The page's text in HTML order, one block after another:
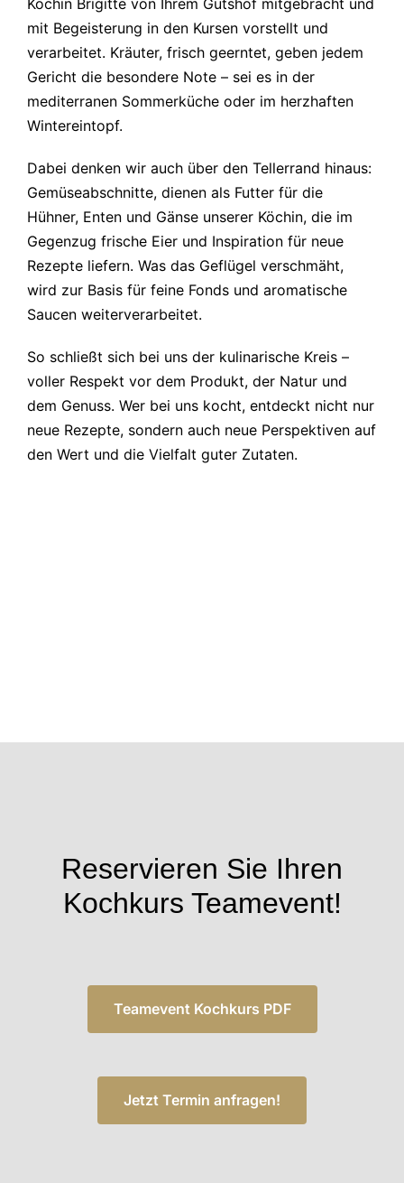
Köchin Brigitte von Ihrem Gutshof mitgebracht und
mit Begeisterung in den Kursen vorstellt und
verarbeitet. Kräuter, frisch geerntet, geben jedem
Gericht die besondere Note – sei es in der
mediterranen Sommerküche oder im herzhaften
Wintereintopf.
Dabei denken wir auch über den Tellerrand hinaus:
Gemüseabschnitte, dienen als Futter für die
Hühner, Enten und Gänse unserer Köchin, die im
Gegenzug frische Eier und Inspiration für neue
Rezepte liefern. Was das Geflügel verschmäht,
wird zur Basis für feine Fonds und aromatische
Saucen weiterverarbeitet.
So schließt sich bei uns der kulinarische Kreis –
voller Respekt vor dem Produkt, der Natur und
dem Genuss. Wer bei uns kocht, entdeckt nicht nur
neue Rezepte, sondern auch neue Perspektiven auf
den Wert und die Vielfalt guter Zutaten.
Reservieren Sie Ihren
Kochkurs Teamevent!
Teamevent Kochkurs PDF
Jetzt Termin anfragen!